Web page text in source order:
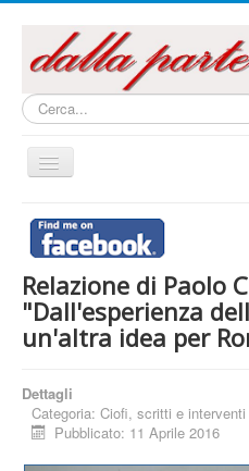
Cerca...
Cambia
navigazione
Home
Questo sito
Articoli e Saggi
Interventi e Relazioni
Audiovisivi
Archivi
Relazione di Paolo
"Dall'esperienza
un'altra idea per
Dettagli
Categoria: Ciofi, scritti e interventi
Pubblicato: 11 Aprile 2016